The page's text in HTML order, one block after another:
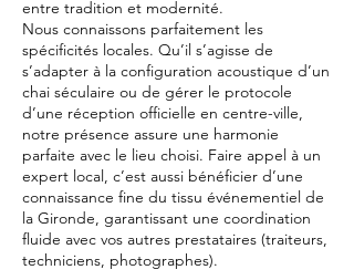
entre tradition et modernité.
Nous connaissons parfaitement les
spécificités locales. Qu’il s’agisse de
s’adapter à la configuration acoustique d’un
chai séculaire ou de gérer le protocole
d’une réception officielle en centre-ville,
notre présence assure une harmonie
parfaite avec le lieu choisi. Faire appel à un
expert local, c’est aussi bénéficier d’une
connaissance fine du tissu événementiel de
la Gironde, garantissant une coordination
fluide avec vos autres prestataires (traiteurs,
techniciens, photographes).